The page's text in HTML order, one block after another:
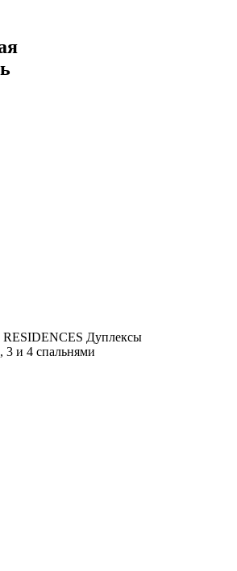
Дуплексы
3 и 4 спальнями